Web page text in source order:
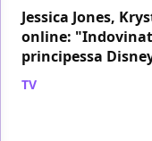
Jessica Jones,
online:
principessa
TV